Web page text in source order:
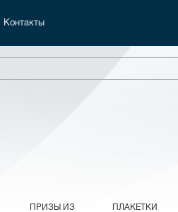
Контакты
ПРИЗЫ ИЗ
ПЛАКЕТКИ